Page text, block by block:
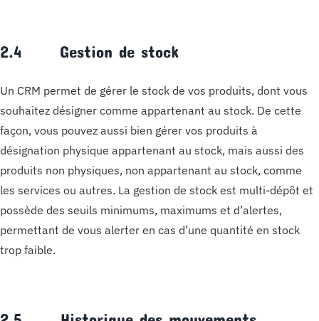
2.4 Gestion de stock
Un CRM permet de gérer le stock de vos produits, dont vous
souhaitez désigner comme appartenant au stock. De cette
façon, vous pouvez aussi bien gérer vos produits à
désignation physique appartenant au stock, mais aussi des
produits non physiques, non appartenant au stock, comme
les services ou autres. La gestion de stock est multi-dépôt et
possède des seuils minimums, maximums et d’alertes,
permettant de vous alerter en cas d’une quantité en stock
trop faible.